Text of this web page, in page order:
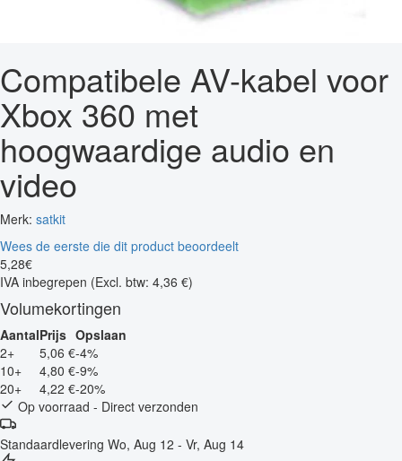
Compatibele AV-kabel voor
Xbox 360 met
hoogwaardige audio en
video
Merk: satkit
Wees de eerste die dit product beoordeelt
5,28€
IVA inbegrepen (Excl. btw: 4,36 €)
Volumekortingen
AantalPrijs Opslaan
2+
5,06 €-4%
10+
4,80 €-9%
20+
4,22 €-20%
Op voorraad - Direct verzonden
Standaardlevering Wo, Aug 12 - Vr, Aug 14